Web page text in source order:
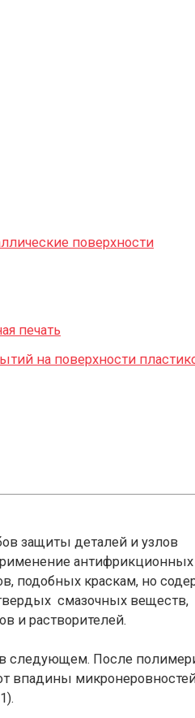
поверхности
печать
на поверхности
защиты деталей и узлов
антифрикционных
подобных краскам, но
смазочных веществ,
и растворителей.
следующем. После
впадины